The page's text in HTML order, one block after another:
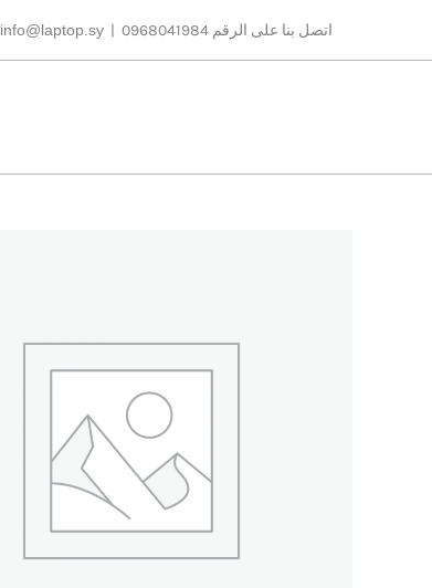
اتصل بنا على الرقم 0968041984 |
info@laptop.sy